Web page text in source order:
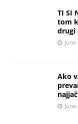
TI SI
tom
drugi
June
Ako
June